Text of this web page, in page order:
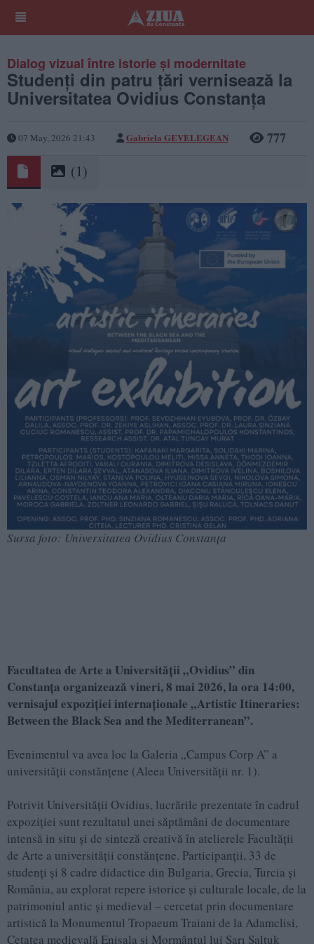
Dialog vizual între istorie și modernitate
Studenți din patru țări vernisează la
Universitatea Ovidius Constanța
07 May, 2026 21:43 Gabriela GEVELEGEAN 777
(1)
Sursa foto: Universitatea Ovidius Constanța
Facultatea de Arte a Universității „Ovidius” din
Constanța organizează vineri, 8 mai 2026, la ora 14:00,
vernisajul expoziției internaționale „Artistic Itineraries:
Between the Black Sea and the Mediterranean”.
Evenimentul va avea loc la Galeria „Campus Corp A” a
universității constănțene (Aleea Universității nr. 1).
Potrivit Universității Ovidius, lucrările prezentate în cadrul
expoziției sunt rezultatul unei săptămâni de documentare
intensă in situ și de sinteză creativă în atelierele Facultății
de Arte a universității constănțene. Participanții, 33 de
studenți și 8 cadre didactice din Bulgaria, Grecia, Turcia și
România, au explorat repere istorice și culturale locale, de la
patrimoniul antic și medieval – cercetat prin documentare
artistică la Monumentul Tropaeum Traiani de la Adamclisi,
Cetatea medievală Enisala și Mormântul lui Sarı Saltuk